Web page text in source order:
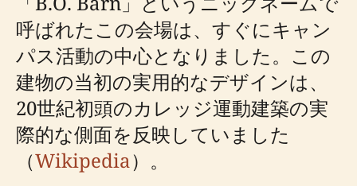
呼ばれたこの会場は、すぐにキャン
パス活動の中心となりました。この
建物の当初の実用的なデザインは、
20世紀初頭のカレッジ運動建築の実
際的な側面を反映していました
（Wikipedia）。